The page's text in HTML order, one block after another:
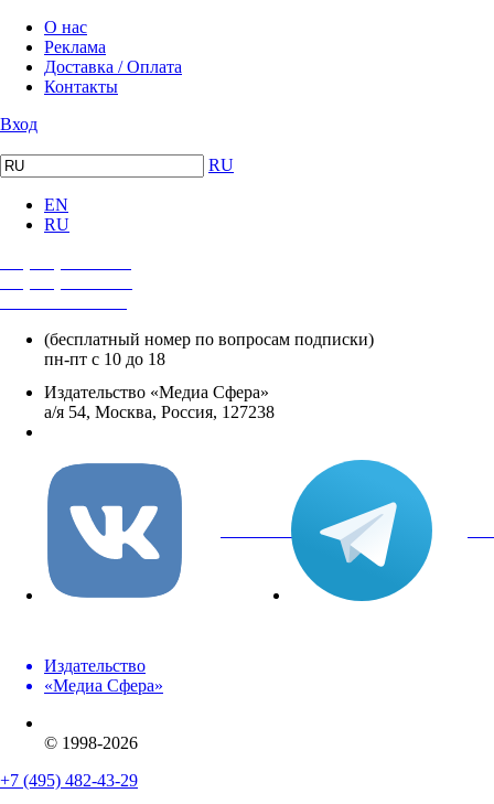
О нас
Реклама
Доставка / Оплата
Контакты
Вход
RU
EN
RU
(бесплатный номер по вопросам подписки)
пн-пт с 10 до 18
Издательство «Медиа Сфера»
а/я 54, Москва, Россия, 127238
вКонтакте
Издательство
«Медиа Сфера»
© 1998-2026
+7 (495) 482-43-29